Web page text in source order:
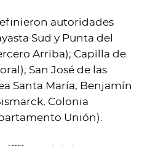
autoridades
Sud y Punta del
Arriba); Capilla de
San José de las
Santa María, Benjamín
Colonia
Unión).